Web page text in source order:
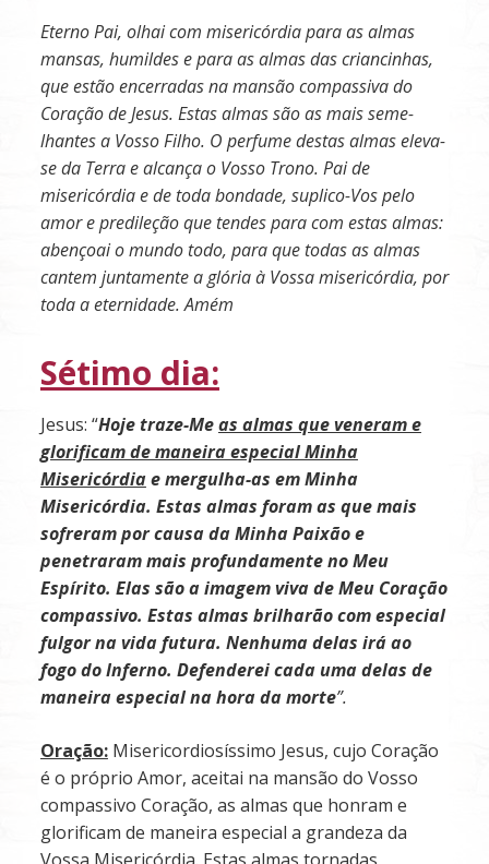
Eterno Pai, olhai com misericórdia para as almas
mansas, humildes e para as almas das criancinhas,
que estão encerradas na mansão compassiva do
Coração de Jesus. Estas almas são as mais seme­
lhantes a Vosso Filho. O perfume destas almas eleva-
se da Terra e alcança o Vosso Trono. Pai de
misericór­dia e de toda bondade, suplico-Vos pelo
amor e predileção que tendes para com estas almas:
abençoai o mundo todo, para que todas as almas
cantem juntamente a glória à Vossa misericórdia, por
toda a eternidade. Amém
Sétimo dia:
Jesus: “Hoje traze-Meas almas que veneram e
glorificam de maneira especial Minha
Misericórdiae mergulha-as em Minha
Misericórdia. Estas almas foram as que mais
sofreram por causa da Minha Paixão e
penetraram mais profundamente no Meu
Espírito. Elas são a imagem viva de Meu Coração
compassivo. Estas almas brilharão com especial
fulgor na vida futura. Nenhuma delas irá ao
fogo do Inferno. Defenderei cada uma delas de
maneira especial na hora da morte”.
Oração:Misericordiosíssimo Jesus, cujo Coração
é o próprio Amor, aceitai na mansão do Vosso
compassi­vo Coração, as almas que honram e
glorificam de maneira especial a grandeza da